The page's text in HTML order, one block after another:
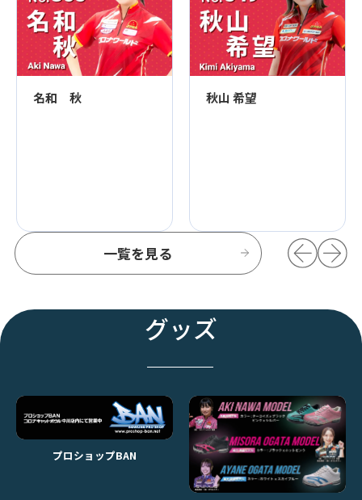
一覧を見る
名和 秋 秋山 希望
グッズ
プロショップBAN